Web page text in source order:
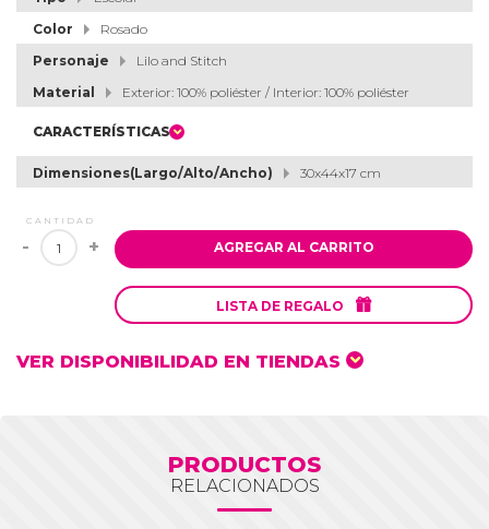
Color
Rosado
Personaje
Lilo and Stitch
Material
Exterior: 100% poliéster / Interior: 100% poliéster
CARACTERÍSTICAS
Dimensiones(Largo/Alto/Ancho) 30x44x17 cm
CANTIDAD
- + AGREGAR AL CARRITO
LISTA DE REGALO 
VER DISPONIBILIDAD EN TIENDAS
PRODUCTOS
RELACIONADOS